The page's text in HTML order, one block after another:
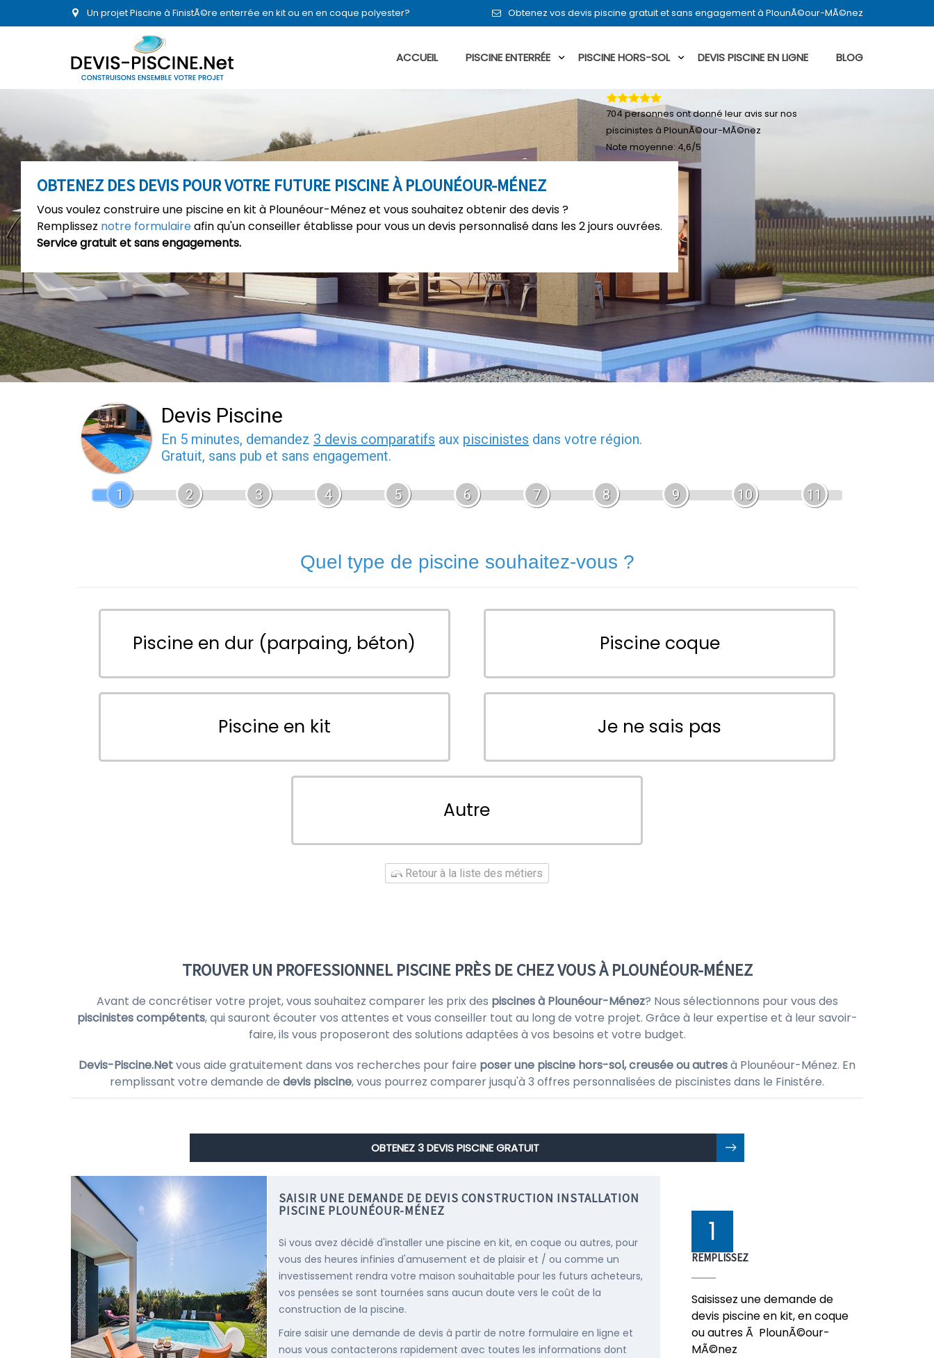
Un projet Piscine à FinistÃ©re enterrée en kit ou en en coque polyester? Obtenez vos devis piscine gratuit et sans engagement à PlounÃ©our-MÃ©nez
ACCUEIL PISCINE ENTERRÉE PISCINE HORS-SOL DEVIS PISCINE EN LIGNE BLOG
OBTENEZ DES DEVIS POUR VOTRE FUTURE PISCINE À PLOUNÉOUR-MÉNEZ
Vous voulez construire une piscine en kit à Plounéour-Ménez et vous souhaitez obtenir des devis ?
Remplissez notre formulaireafin qu'un conseiller établisse pour vous un devis personnalisé dans les 2 jours ouvrées.
Service gratuit et sans engagements.
704personnes ont donné leuravis sur nos
piscinistes à PlounÃ©our-MÃ©nez
Note moyenne:4,6/5
Devis Piscine
En 5 minutes, demandez 3 devis comparatifs aux piscinistes dans votre région.
Gratuit, sans pub et sans engagement.
1 2 3 4 5 6 7 8 9 10 11
Quel type de piscine souhaitez-vous ?
Piscine en dur (parpaing, béton) Piscine coque
Piscine en kit Je ne sais pas
Autre
Retour à la liste des métiers
TROUVER UN PROFESSIONNEL PISCINE PRÈS DE CHEZ VOUS À PLOUNÉOUR-MÉNEZ
Avant de concrétiser votre projet, vous souhaitez comparer les prix des piscines à Plounéour-Ménez? Nous sélectionnons pour vous des
piscinistes compétents, qui sauront écouter vos attentes et vous conseiller tout au long de votre projet. Grâce à leur expertise et à leur savoir-
faire, ils vous proposeront des solutions adaptées à vos besoins et votre budget.
Devis-Piscine.Netvous aide gratuitement dans vos recherches pour faire poser une piscine hors-sol, creusée ou autresà Plounéour-Ménez. En
remplissant votre demande de devis piscine, vous pourrez comparer jusqu'à 3 offres personnalisées de piscinistes dans le Finistére.
OBTENEZ 3 DEVIS PISCINE GRATUIT
SAISIR UNE DEMANDE DE DEVIS CONSTRUCTION INSTALLATION
PISCINE PLOUNÉOUR-MÉNEZ
Si vous avez décidé d'installer une piscine en kit, en coque ou autres, pour
vous des heures infinies d'amusement et de plaisir et / ou comme un
investissement rendra votre maison souhaitable pour les futurs acheteurs,
vos pensées se sont tournées sans aucun doute vers le coût de la
construction de la piscine.
Faire saisir une demande de devis à partir de notre formulaire en ligne et
nous vous contacterons rapidement avec toutes les informations dont
1
REMPLISSEZ
Saisissez une demande de
devis piscine en kit, en coque
ou autres Ã PlounÃ©our-
MÃ©nez